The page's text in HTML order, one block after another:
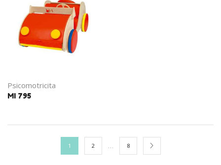
Psicomotricita
MI 795
1 2 … 8